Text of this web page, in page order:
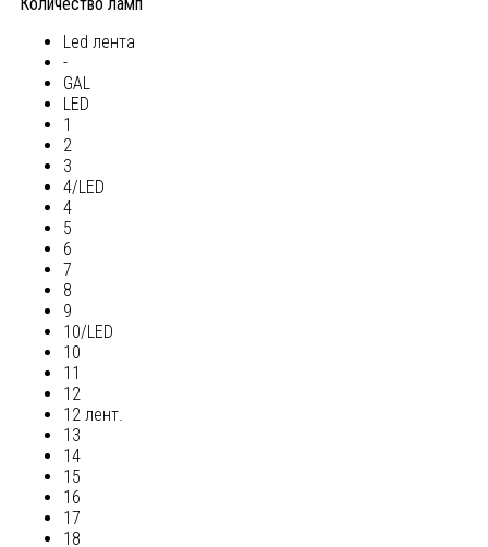
Количество ламп
Led лента
-
GAL
LED
1
2
3
4/LED
4
5
6
7
8
9
10/LED
10
11
12
12 лент.
13
14
15
16
17
18